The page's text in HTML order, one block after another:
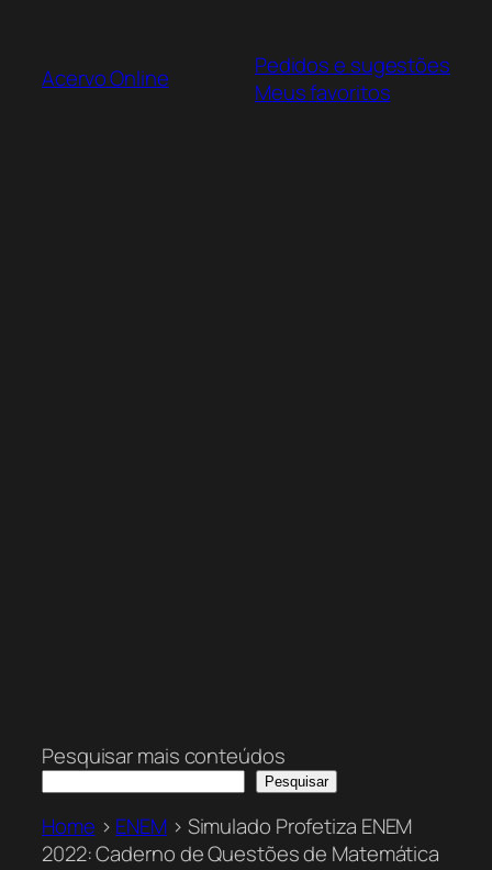
Acervo Online
Pedidos e sugestões
Meus favoritos
Pesquisar mais conteúdos
Pesquisar
Home > ENEM> Simulado Profetiza ENEM
2022: Caderno de Questões de Matemática